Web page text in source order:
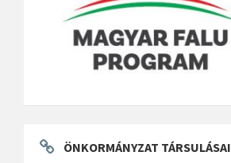
ÖNKORMÁNYZAT TÁRSULÁSAI